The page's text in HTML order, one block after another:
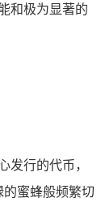
和极为显著的
发行的代币，
蜜蜂般频繁切